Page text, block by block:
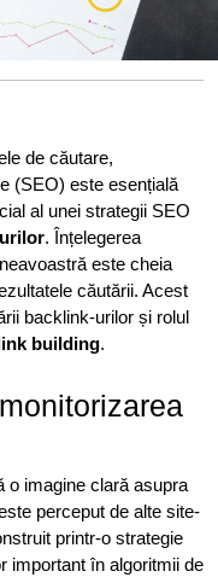
de căutare,
(SEO) este esențială
al unei strategii SEO
. Înțelegerea
este cheia
căutării. Acest
backlink-urilor și rolul
building.
o imagine clară asupra
perceput de alte site-
printr-o strategie
important în algoritmii de